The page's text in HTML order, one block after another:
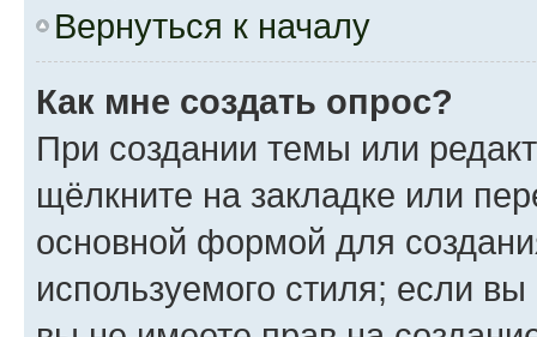
Вернуться к началу
Как мне создать опрос?
При создании темы или
щёлкните на закладке или
основной формой для
используемого стиля; если